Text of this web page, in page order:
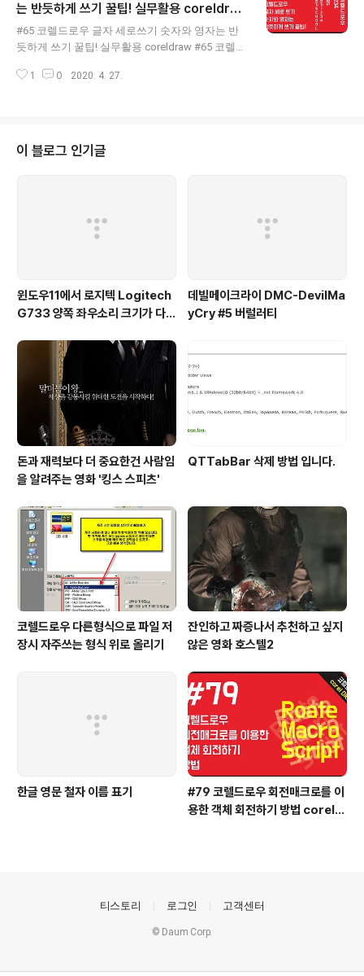
로우 2019, 코렐드로우 2018, 코렐드로우2017, 코
렐드로우 x7, 코렐드로우x5, 코렐드로우9, 코렐드
로우 기초, coreldraw tip coreldraw tutorial, coreld
raw tutorial for beginners, coreldraw, coreldraw d
esign, coreldraw x5, coreldra..
는 반듯하게 쓰기 꿀팁! 실무활용 coreldra
w
#65 코렐드로우 글자 세로쓰기 숫자와 영자는 반
듯하게 쓰기 꿀팁! 실무활용 coreldraw #65 코렐드
꿀팁! 실무활용 coreldraw 코렐드로우에서 세로 글
─────────────────────── @윤성진 님
이 알려주셨습니다. (※ 주의사항 이니 참고하세요)
축키를 꼭! 풀어 놓으세요.^^ ──────────────
────────────..
1 0 2020. 4. 27.
이 블로그 인기글
윈도우11에서 로지텍 Logitech
G733 양쪽 좌우소리 크기가 다르
게 들려요!)
데빌메이크라이 DMC-DevilMa
yCry #5 버럴러티
돈과 재력보다 더 중요한건 사람임
을 알려주는 영화 '킹스 스피츠'
QTTabBar 삭제 방법 입니다.
코렐드로우 다른형식으로 파일 저
장시 자주쓰는 형식 위로 올리기
잔인하고 짜증나서 추천하고 싶지
않은 영화 호스텔2
한글 영문 철자 이름 표기
#79 코렐드로우 회전매크로를 이
용한 객체 회전하기 방법 coreld
티스토리 로그인 고객센터
© Daum Corp.